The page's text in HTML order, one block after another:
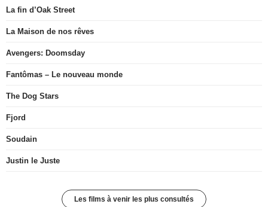
La fin d’Oak Street
La Maison de nos rêves
Avengers: Doomsday
Fantômas – Le nouveau monde
The Dog Stars
Fjord
Soudain
Justin le Juste
Les films à venir les plus consultés